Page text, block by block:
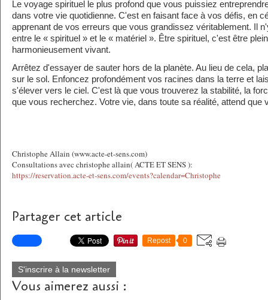
Le voyage spirituel le plus profond que vous puissiez
dans votre vie quotidienne. C'est en faisant face à vos défis, en
apprenant de vos erreurs que vous grandissez véritablement. Il
entre le « spirituel » et le « matériel ». Être spirituel, c'est être
harmonieusement vivant.
Arrêtez d'essayer de sauter hors de la planète. Au lieu de cela,
sur le sol. Enfoncez profondément vos racines dans la terre et
s'élever vers le ciel. C'est là que vous trouverez la stabilité, la
que vous recherchez. Votre vie, dans toute sa réalité, attend que
Christophe Allain (www.acte-et-sens.com)
Consultations avec christophe allain( ACTE ET SENS ):
https://reservation.acte-et-sens.com/events?calendar=Christophe
Partager cet article
Repost 0
S'inscrire à la newsletter
Vous aimerez aussi :